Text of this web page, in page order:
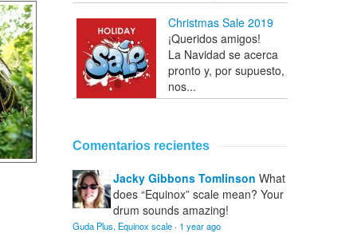
Christmas Sale 2019
¡Queridos amigos!
La Navidad se acerca
pronto y, por supuesto,
nos...
Comentarios recientes
Jacky Gibbons Tomlinson What
does “Equinox” scale mean? Your
drum sounds amazing!
Guda Plus, Equinox scale · 1 year ago